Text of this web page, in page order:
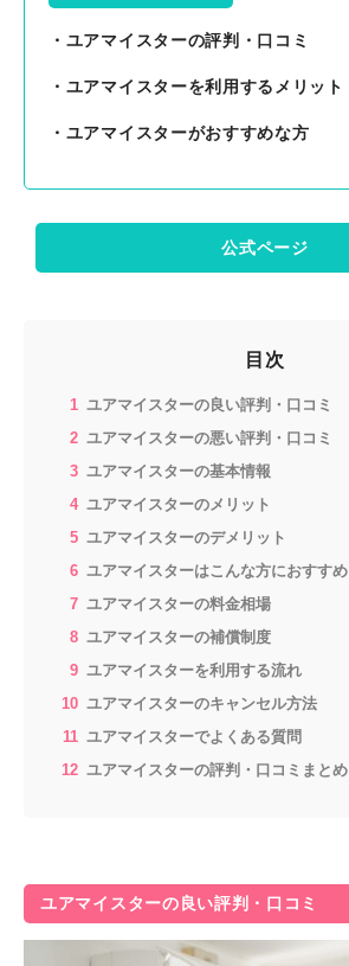
・ユアマイスターの評判・口コミ
・ユアマイスターを利用するメリット
・ユアマイスターがおすすめな方
公式ページ
目次
ユアマイスターの良い評判・口コミ
ユアマイスターの悪い評判・口コミ
ユアマイスターの基本情報
ユアマイスターのメリット
ユアマイスターのデメリット
ユアマイスターはこんな方におすすめ
ユアマイスターの料金相場
ユアマイスターの補償制度
ユアマイスターを利用する流れ
ユアマイスターのキャンセル方法
ユアマイスターでよくある質問
ユアマイスターの評判・口コミまとめ
ユアマイスターの良い評判・口コミ